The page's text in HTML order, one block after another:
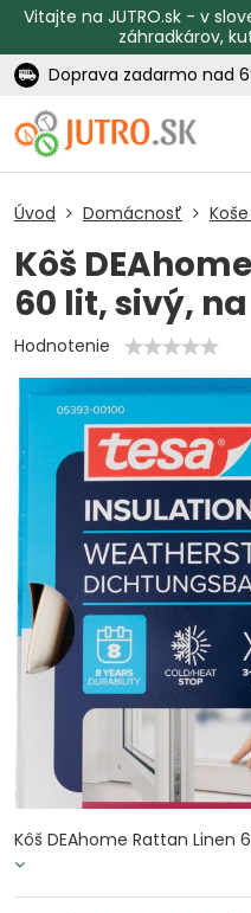
Vitajte na JUTRO.sk - v
záhradkárov,
Doprava zadarmo nad
Úvod Domácnosť
Kôš
60 lit, sivý,
Hodnotenie
Kôš DEAhome Rattan Linen